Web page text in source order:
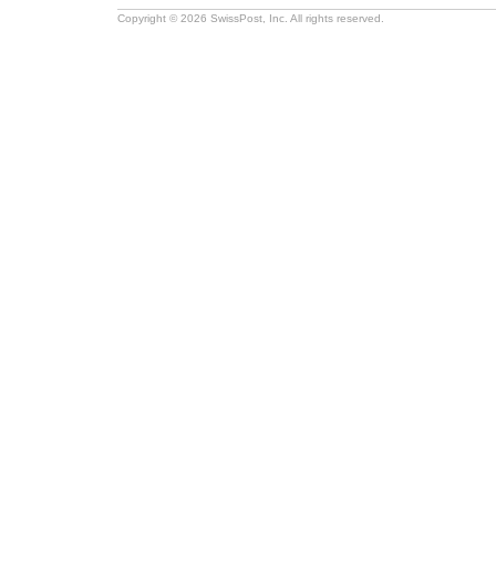
Copyright © 2026 SwissPost, Inc. All rights reserved.